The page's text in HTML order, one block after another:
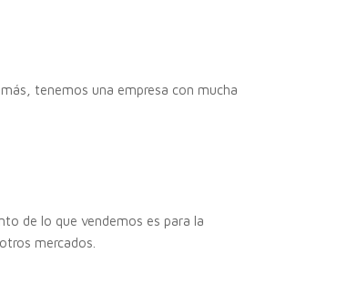
tenemos una empresa con mucha
de lo que vendemos es para la
mercados.